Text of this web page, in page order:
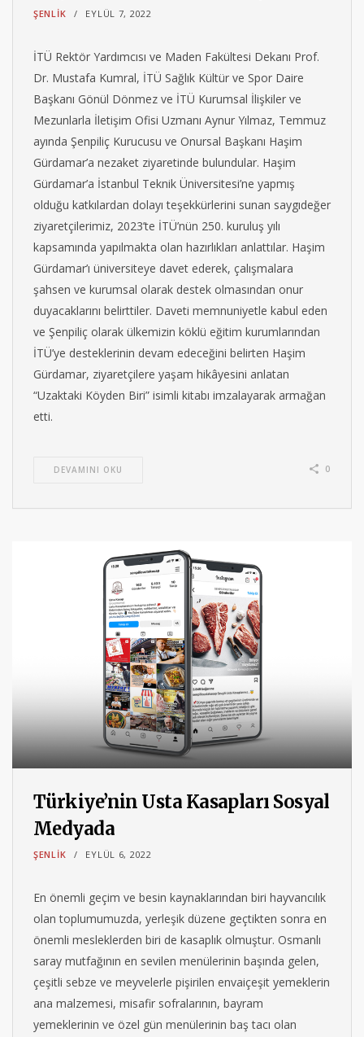
ŞENLIK EYLÜL 7, 2022
İTÜ Rektör Yardımcısı ve Maden Fakültesi Dekanı Prof.
Dr. Mustafa Kumral, İTÜ Sağlık Kültür ve Spor Daire
Başkanı Gönül Dönmez ve İTÜ Kurumsal İlişkiler ve
Mezunlarla İletişim Ofisi Uzmanı Aynur Yılmaz, Temmuz
ayında Şenpiliç Kurucusu ve Onursal Başkanı Haşim
Gürdamar’a nezaket ziyaretinde bulundular. Haşim
Gürdamar’a İstanbul Teknik Üniversitesi’ne yapmış
olduğu katkılardan dolayı teşekkürlerini sunan saygıdeğer
ziyaretçilerimiz, 2023’te İTÜ’nün 250. kuruluş yılı
kapsamında yapılmakta olan hazırlıkları anlattılar. Haşim
Gürdamar’ı üniversiteye davet ederek, çalışmalara
şahsen ve kurumsal olarak destek olmasından onur
duyacaklarını belirttiler. Daveti memnuniyetle kabul eden
ve Şenpiliç olarak ülkemizin köklü eğitim kurumlarından
İTÜ’ye desteklerinin devam edeceğini belirten Haşim
Gürdamar, ziyaretçilere yaşam hikâyesini anlatan
“Uzaktaki Köyden Biri” isimli kitabı imzalayarak armağan
etti.
DEVAMINI OKU 0
Türkiye’nin Usta Kasapları Sosyal
Medyada
ŞENLIK EYLÜL 6, 2022
En önemli geçim ve besin kaynaklarından biri hayvancılık
olan toplumumuzda, yerleşik düzene geçtikten sonra en
önemli mesleklerden biri de kasaplık olmuştur. Osmanlı
saray mutfağının en sevilen menülerinin başında gelen,
çeşitli sebze ve meyvelerle pişirilen envaiçeşit yemeklerin
ana malzemesi, misafir sofralarının, bayram
yemeklerinin ve özel gün menülerinin baş tacı olan